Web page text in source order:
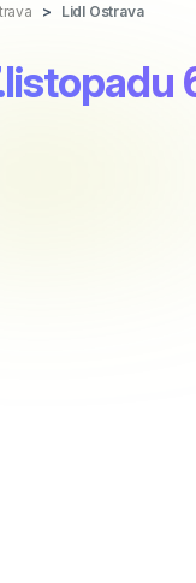
Lidl Ostrava